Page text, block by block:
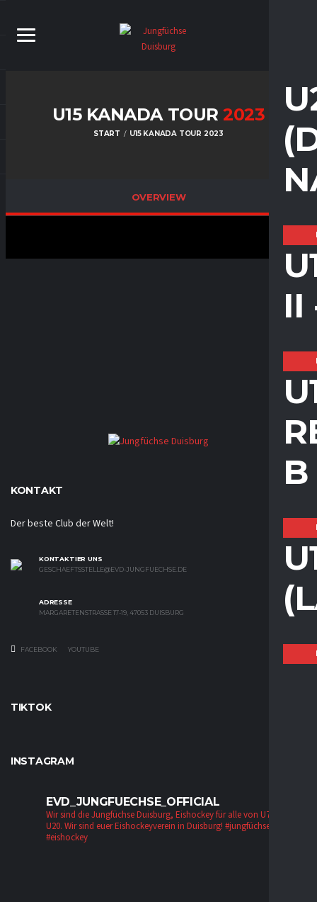
II
B
U15 KANADA TOUR2023
START U15 KANADA TOUR 2023
OVERVIEW
KONTAKT
Der beste Club der Welt!
KONTAKTIER UNS
GESCHAEFTSSTELLE@EVD-JUNGFUECHSE.DE
ADRESSE
MARGARETENSTRASSE 17-19, 47053 DUISBURG
FACEBOOK YOUTUBE
TIKTOK
INSTAGRAM
EVD_JUNGFUECHSE_OFFICIAL
Wir sind die Jungfüchse Duisburg, Eishockey für alle von U7 bis zur
U20. Wir sind euer Eishockeyverein in Duisburg! #jungfüchse #evd
#eishockey